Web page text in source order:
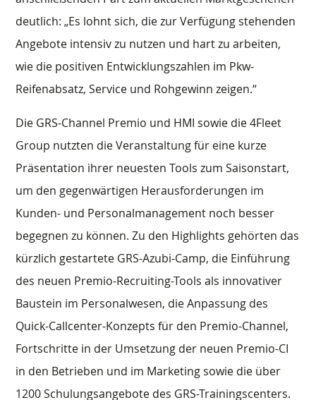
deutlich: „Es lohnt sich, die zur Verfügung stehenden
Angebote intensiv zu nutzen und hart zu arbeiten,
wie die positiven Entwicklungszahlen im Pkw-
Reifenabsatz, Service und Rohgewinn zeigen.“
Die GRS-Channel Premio und HMI sowie die 4Fleet
Group nutzten die Veranstaltung für eine kurze
Präsentation ihrer neuesten Tools zum Saisonstart,
um den gegenwärtigen Herausforderungen im
Kunden- und Personalmanagement noch besser
begegnen zu können. Zu den Highlights gehörten das
kürzlich gestartete GRS-Azubi-Camp, die Einführung
des neuen Premio-Recruiting-Tools als innovativer
Baustein im Personalwesen, die Anpassung des
Quick-Callcenter-Konzepts für den Premio-Channel,
Fortschritte in der Umsetzung der neuen Premio-CI
in den Betrieben und im Marketing sowie die über
1200 Schulungsangebote des GRS-Trainingscenters.